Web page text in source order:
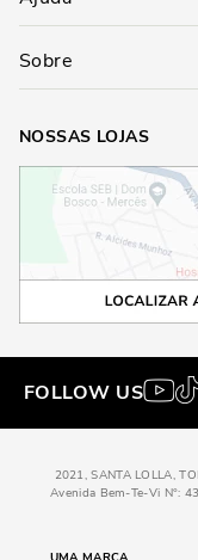
Sobre
NOSSAS LOJAS
FOLLOW US
2021, SANTA LOLLA,
Avenida Bem-Te-Vi N°: